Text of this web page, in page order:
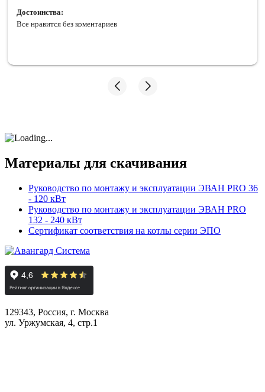
Достоинства:
Все нравится без коментариев
Материалы для скачивания
Руководство по монтажу и эксплуатации ЭВАН PRO 36
- 120 кВт
Руководство по монтажу и эксплуатации ЭВАН PRO
132 - 240 кВт
Сертификат соответствия на котлы серии ЭПО
129343, Россия, г. Москва
ул. Уржумская, 4, стр.1